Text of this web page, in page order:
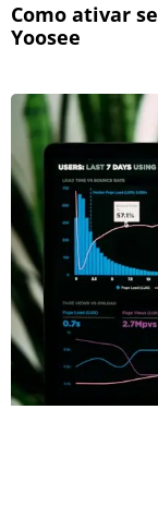
Como ativar
Yoosee